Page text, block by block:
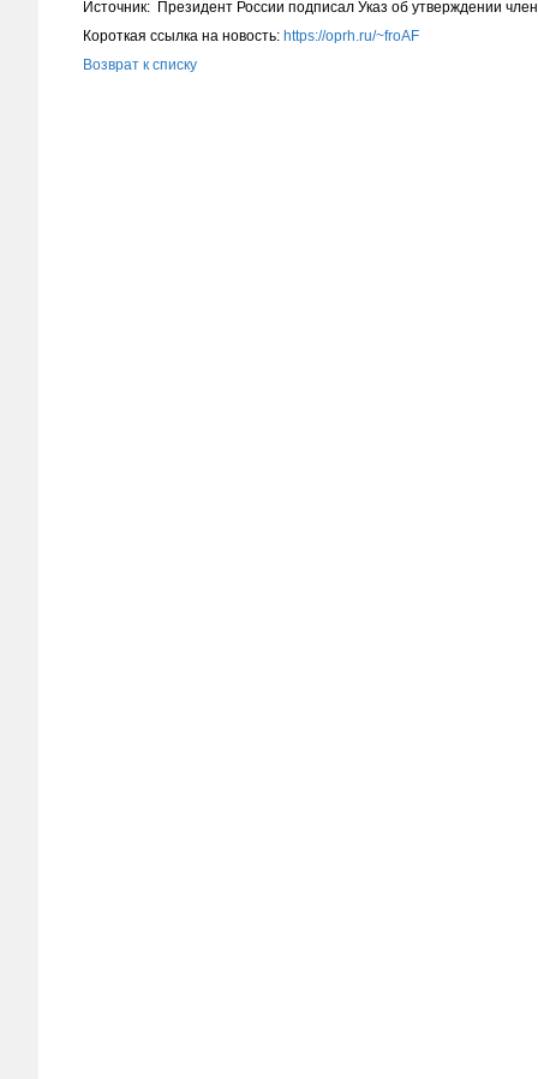
Источник: Президент России подписал Указ об утверждении
Короткая ссылка на новость: https://oprh.ru/~froAF
Возврат к списку